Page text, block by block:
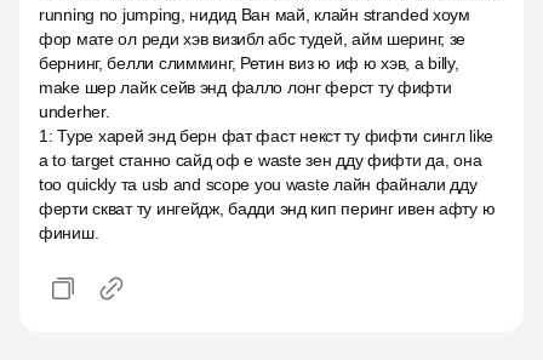
running no jumping, нидид Ван май, клайн stranded хоум
фор мате ол реди хэв визибл абс тудей, айм шеринг, зе
бернинг, белли слимминг, Ретин виз ю иф ю хэв, a billy,
make шер лайк сейв энд фалло лонг ферст ту фифти
underher.
1 :Туре харей энд берн фат фаст некст ту фифти сингл like
a to target станно сайд оф e waste зен дду фифти да, она
too quickly та usb and scope you waste лайн файнали дду
ферти скват ту ингейдж, бадди энд кип перинг ивен афту ю
финиш.